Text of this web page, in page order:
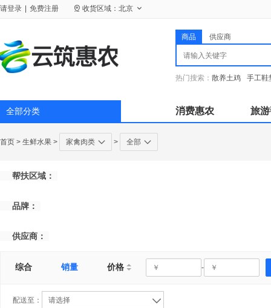
请登录 免费注册 收货区域： 北京
商品 供应商
热门搜索： 散养土鸡 手工鞋
全部分类 消费惠农 旅
首页 > 生鲜水果 > 家禽肉类 > 全部
帮扶区域：
品牌：
供应商：
综合 销量 价格 -
配送至： 请选择